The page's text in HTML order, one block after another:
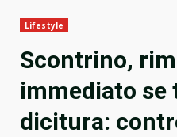
Lifestyle
Scontrino,
immediato se
dicitura: